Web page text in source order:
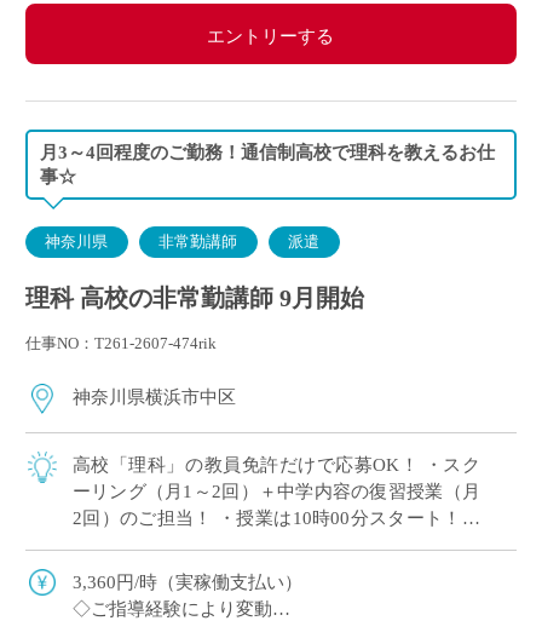
エントリーする
月3～4回程度のご勤務！通信制高校で理科を教えるお仕
事☆
神奈川県 非常勤講師 派遣
理科 高校の非常勤講師 9月開始
仕事NO：T261-2607-474rik
神奈川県横浜市中区
高校「理科」の教員免許だけで応募OK！ ・スク
ーリング（月1～2回）＋中学内容の復習授業（月
2回）のご担当！ ・授業は10時00分スタート！朝
戦してみたい方歓迎！ ・毎週決ま […]
3,360円/時（実稼働支払い）
◇ご指導経験により変動